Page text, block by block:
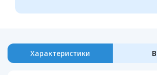
Характеристики